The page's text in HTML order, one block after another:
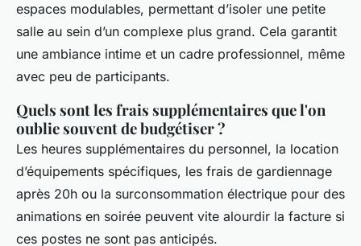
espaces modulables, permettant d’isoler une petite
salle au sein d’un complexe plus grand. Cela garantit
une ambiance intime et un cadre professionnel, même
avec peu de participants.
Quels sont les frais supplémentaires que l'on
oublie souvent de budgétiser ?
Les heures supplémentaires du personnel, la location
d’équipements spécifiques, les frais de gardiennage
après 20h ou la surconsommation électrique pour des
animations en soirée peuvent vite alourdir la facture si
ces postes ne sont pas anticipés.